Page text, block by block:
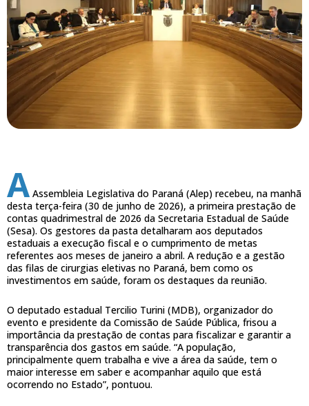
A Assembleia Legislativa do Paraná (Alep) recebeu, na manhã
desta terça-feira (30 de junho de 2026), a primeira prestação de
contas quadrimestral de 2026 da Secretaria Estadual de Saúde
(Sesa). Os gestores da pasta detalharam aos deputados
estaduais a execução fiscal e o cumprimento de metas
referentes aos meses de janeiro a abril. A redução e a gestão
das filas de cirurgias eletivas no Paraná, bem como os
investimentos em saúde, foram os destaques da reunião.
O deputado estadual Tercilio Turini (MDB), organizador do
evento e presidente da Comissão de Saúde Pública, frisou a
importância da prestação de contas para fiscalizar e garantir a
transparência dos gastos em saúde. “A população,
principalmente quem trabalha e vive a área da saúde, tem o
maior interesse em saber e acompanhar aquilo que está
ocorrendo no Estado”, pontuou.